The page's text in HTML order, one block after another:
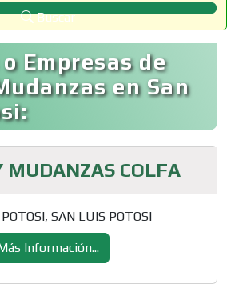
Buscar
Empresas de
en San
MUDANZAS COLFA
SAN LUIS POTOSI
Información...